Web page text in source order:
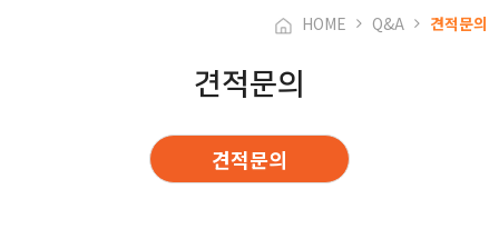
HOME Q&A 견적문의
견적문의
견적문의